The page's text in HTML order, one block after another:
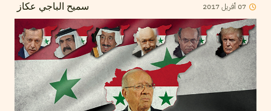
سميح الباجي عكاز 07أفريل2017